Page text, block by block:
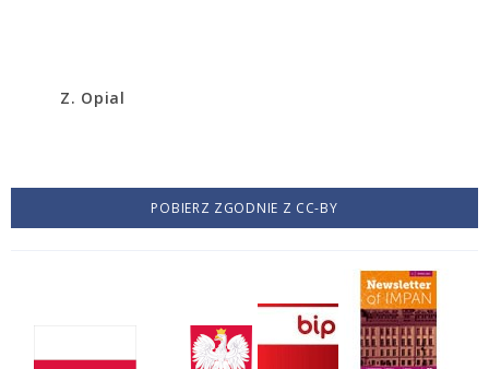
Z. Opial
POBIERZ ZGODNIE Z CC-BY